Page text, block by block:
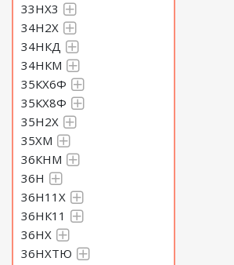
33НХ3
34Н2Х
34НКД
34НКМ
35КХ6Ф
35КХ8Ф
35Н2Х
35ХМ
36КНМ
36Н
36Н11Х
36НК11
36НХ
36НХТЮ